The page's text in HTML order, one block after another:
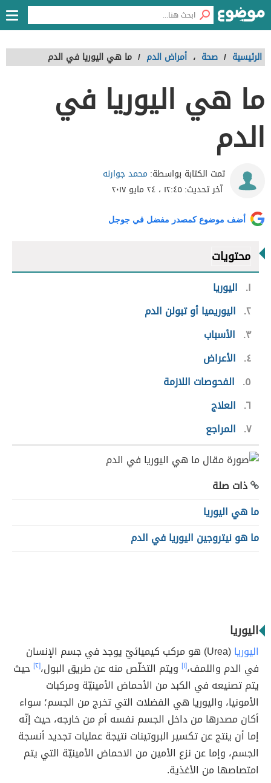
الرئيسية / صحة ، أمراض الدم / ما هي اليوريا في الدم
ما هي اليوريا في
الدم
تمت الكتابة بواسطة: محمد جوارنه
آخر تحديث:١٢:٤٥ ، ٢٤ مايو ٢٠١٧
أضف موضوع كمصدر مفضل في جوجل
محتويات
١
اليوريا
٢ اليوريميا أو تبولن الدم
٣
الأسباب
٤
الأعراض
٥
الفحوصات اللازمة
٦ العلاج
٧ المراجع
ذات صلة
ما هي اليوريا
ما هو نيتروجين اليوريا في الدم
اليوريا
اليوريا
(Urea) هو مركب كيميائيّ يوجد في جسم الإنسان
في الدم واللمف،[١] ويتم التخلّص منه عن طريق البول،[٢]
حيث
يتم تصنيعه في الكبد من الأحماض الأمينيّة ومركبات
الأمونيا، واليوريا هي الفضلات التي تخرج من الجسم؛ سواء
أكان مصدرها من داخل الجسم نفسه أم من خارجه، حيث إنّه
إما أن ينتج عن تكسير البروتينات نتيجة عمليات تجديد أنسجة
الجسم، وإما عن نزع الأمين من الاحماض الأمينيّة التي يتم
امتصاصها من الأغذية.